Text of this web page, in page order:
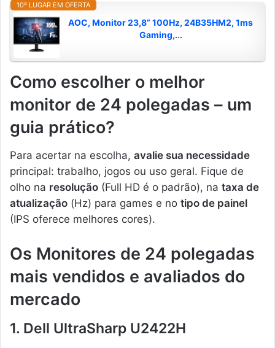
10º LUGAR EM OFERTA
AOC, Monitor 23,8” 100Hz, 24B35HM2, 1ms
Gaming,...
Como escolher o melhor
monitor de 24 polegadas – um
guia prático?
Para acertar na escolha, avalie sua necessidade
principal: trabalho, jogos ou uso geral. Fique de
olho na resolução (Full HD é o padrão), na taxa de
atualização (Hz) para games e no tipo de painel
(IPS oferece melhores cores).
Os Monitores de 24 polegadas
mais vendidos e avaliados do
mercado
1. Dell UltraSharp U2422H